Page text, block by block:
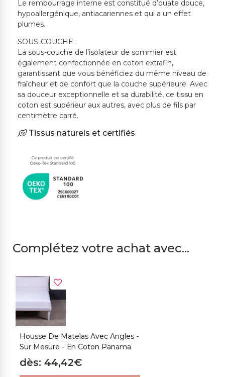
Le rembourrage interne est constitué d’ouate douce,
hypoallergénique, antiacariennes et qui a un effet
plumes.
SOUS-COUCHE :
La sous-couche de l’isolateur de sommier est
également confectionnée en coton extrafin,
garantissant que vous bénéficiez du même niveau de
fraîcheur et de confort que la couche supérieure. Avec
sa douceur exceptionnelle et sa durabilité, ce tissu en
coton est supérieur aux autres, avec plus de fils par
centimètre carré.
Tissus naturels et certifiés
Complétez votre achat avec...
Housse De Matelas Avec Angles -
Sur Mesure - En Coton Panama
dès: 44,42€